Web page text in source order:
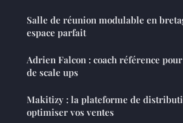
Salle de réunion modulable en
espace parfait
Adrien Falcon : coach référence
de scale ups
Makitizy : la plateforme de
optimiser vos ventes